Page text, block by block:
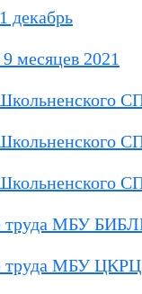
декабрь
месяцев 2021
труда МБУ
труда МБУ ЦКРЦ